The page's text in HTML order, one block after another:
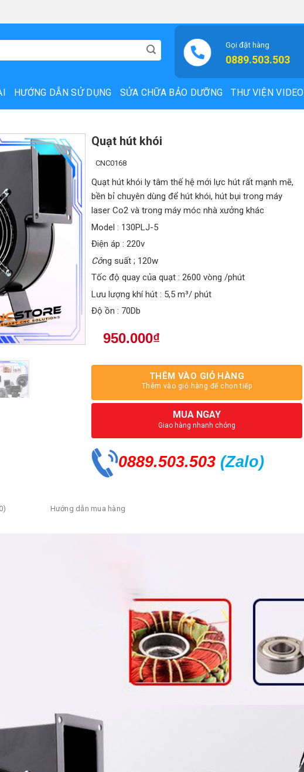
Gọi đặt hàng
0889.503.503
HƯỚNG DẪN SỬ DỤNG SỬA CHỮA BẢO DƯỠNG THƯ VIỆN VIDEO
Quạt hút khói
CNC0168
Quạt hút khói ly tâm thế hệ mới lực hút rất mạnh mẽ,
bền bỉ chuyên dùng để hút khói, hút bụi trong máy
laser Co2 và trong máy móc nhà xưởng khác
Model : 130PLJ-5
Điện áp : 220v
Công suất ; 120w
Tốc độ quay của quạt : 2600 vòng /phút
Lưu lượng khí hút : 5,5 m³/ phút
Độ ồn : 70Db
950.000₫
THÊM VÀO GIỎ HÀNG
Thêm vào giỏ hàng để chọn tiếp
MUA NGAY
Giao hàng nhanh chóng
0889.503.503 (Zalo)
Hướng dẫn mua hàng